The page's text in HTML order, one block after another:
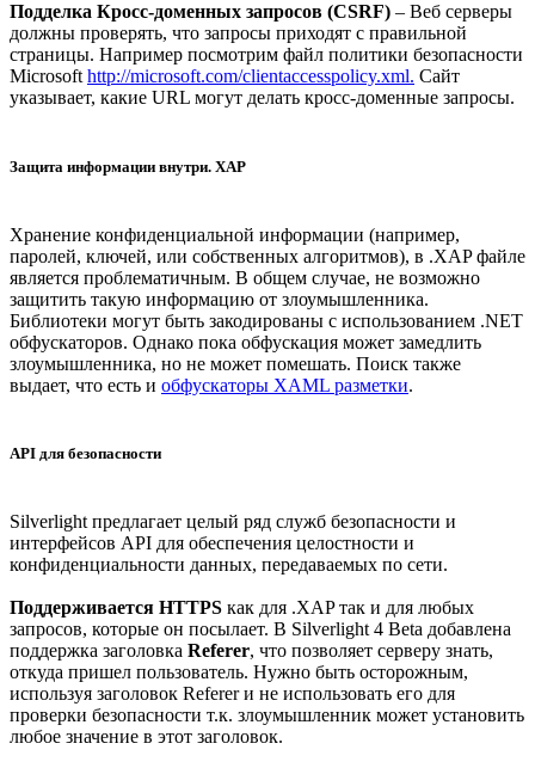
Подделка Кросс-доменных запросов (CSRF) – Веб серверы
должны проверять, что запросы приходят с правильной
страницы. Например посмотрим файл политики безопасности
Microsofthttp://microsoft.com/clientaccesspolicy.xml. Сайт
указывает, какие URL могут делать кросс-доменные запросы.
Защита информации внутри. XAP
Хранение конфиденциальной информации (например,
паролей, ключей, или собственных алгоритмов), в .XAP файле
является проблематичным. В общем случае, не возможно
защитить такую информацию от злоумышленника.
Библиотеки могут быть закодированы с использованием .NET
обфускаторов. Однако пока обфускация может замедлить
злоумышленника, но не может помешать. Поиск также
выдает, что есть и обфускаторы XAML разметки.
API для безопасности
Silverlight предлагает целый ряд служб безопасности и
интерфейсов API для обеспечения целостности и
конфиденциальности данных, передаваемых по сети.
Поддерживается HTTPS как для .XAP так и для любых
запросов, которые он посылает. В Silverlight 4 Beta добавлена
поддержка заголовка Referer, что позволяет серверу знать,
откуда пришел пользователь. Нужно быть осторожным,
используя заголовок Referer и не использовать его для
проверки безопасности т.к. злоумышленник может установить
любое значение в этот заголовок.